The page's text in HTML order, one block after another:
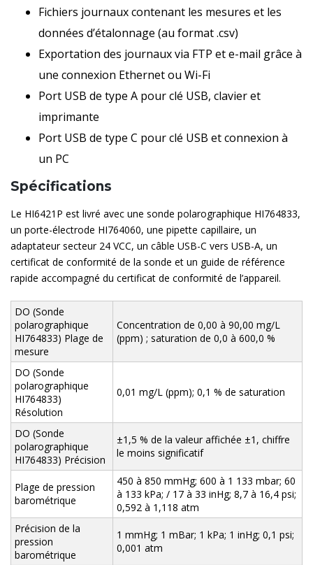
Fichiers journaux contenant les mesures et les
données d’étalonnage (au format .csv)
Exportation des journaux via FTP et e-mail grâce à
une connexion Ethernet ou Wi-Fi
Port USB de type A pour clé USB, clavier et
imprimante
Port USB de type C pour clé USB et connexion à
un PC
Spécifications
Le HI6421P est livré avec une sonde polarographique HI764833,
un porte-électrode HI764060, une pipette capillaire, un
adaptateur secteur 24 VCC, un câble USB-C vers USB-A, un
certificat de conformité de la sonde et un guide de référence
rapide accompagné du certificat de conformité de l’appareil.
DO (Sonde
polarographique
HI764833) Plage de
mesure
Concentration de 0,00 à 90,00 mg/L
(ppm) ; saturation de 0,0 à 600,0 %
DO (Sonde
polarographique
HI764833)
Résolution
0,01 mg/L (ppm); 0,1 % de saturation
DO (Sonde
polarographique
HI764833) Précision
±1,5 % de la valeur affichée ±1, chiffre
le moins significatif
Plage de pression
barométrique
450 à 850 mmHg; 600 à 1 133 mbar; 60
à 133 kPa; / 17 à 33 inHg; 8,7 à 16,4 psi;
0,592 à 1,118 atm
Précision de la
pression
barométrique
1 mmHg; 1 mBar; 1 kPa; 1 inHg; 0,1 psi;
0,001 atm